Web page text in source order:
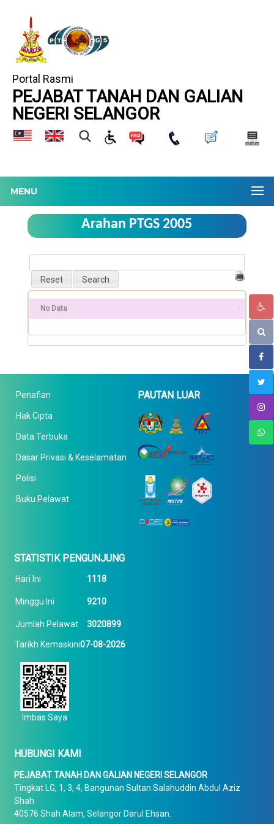
Portal Rasmi
PEJABAT TANAH DAN GALIAN
NEGERI SELANGOR
MENU
Arahan PTGS 2005
No Data
Penafian
Hak Cipta
Data Terbuka
Dasar Privasi & Keselamatan
Polisi
Buku Pelawat
PAUTAN LUAR
STATISTIK PENGUNJUNG
Hari Ini 1118
Minggu Ini 9210
Jumlah Pelawat 3020899
Tarikh Kemaskini07-08-2026
Imbas Saya
HUBUNGI KAMI
PEJABAT TANAH DAN GALIAN NEGERI SELANGOR
Tingkat LG, 1, 3, 4, Bangunan Sultan Salahuddin Abdul Aziz
Shah
40576 Shah Alam, Selangor Darul Ehsan.